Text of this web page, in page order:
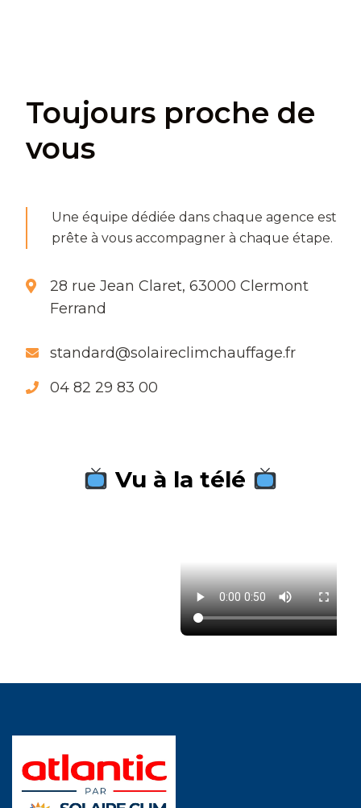
Toujours proche de
vous
Une équipe dédiée dans chaque agence est
prête à vous accompagner à chaque étape.
28 rue Jean Claret, 63000 Clermont
Ferrand
standard@solaireclimchauffage.fr
04 82 29 83 00
Vu à la télé